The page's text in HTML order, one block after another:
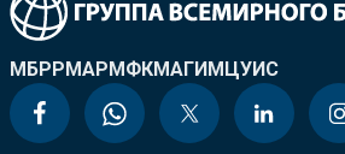
МБРРМАРМФКМАГИМЦУИС